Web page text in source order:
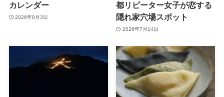
カレンダー
2026年8月3日
都リピーター女子が恋する
隠れ家穴場スポット
2026年7月14日